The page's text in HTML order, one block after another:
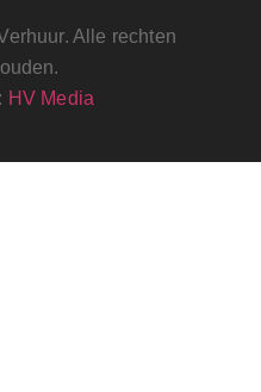
Alle rechten
: HV Media